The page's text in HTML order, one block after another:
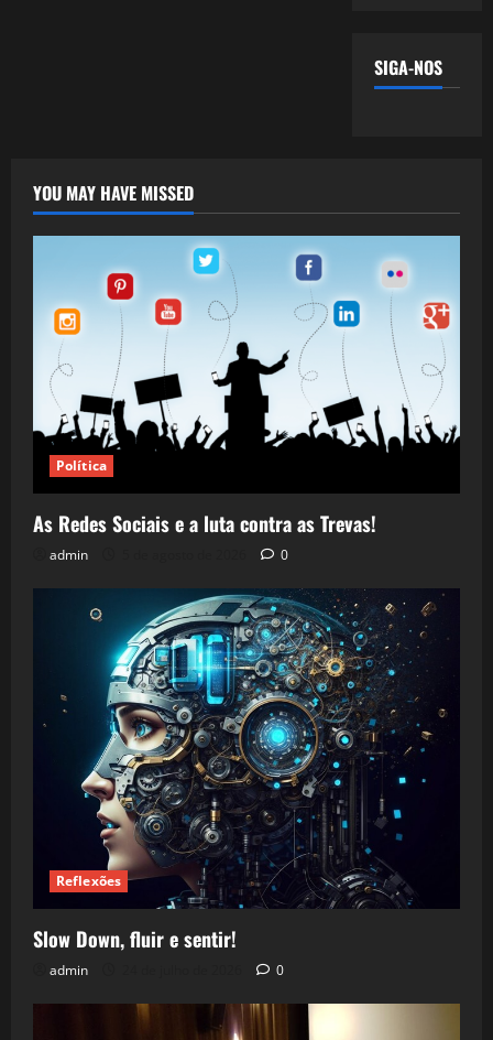
SIGA-NOS
YOU MAY HAVE MISSED
Política
As Redes Sociais e a luta contra as Trevas!
admin 0
Reflexões
Slow Down, fluir e sentir!
admin 0